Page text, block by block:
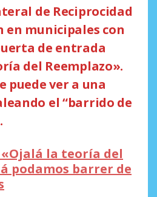
de Reciprocidad
en municipales con
de entrada
del Reemplazo».
puede ver a una
el “barrido de
la teoría del
podamos barrer de